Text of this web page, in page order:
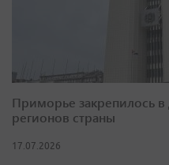
Приморье закрепилось в
регионов страны
17.07.2026